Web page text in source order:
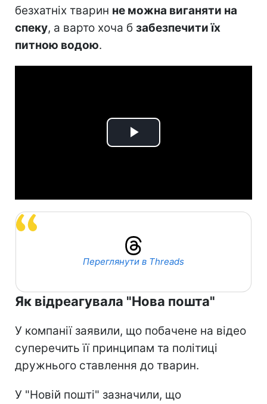
безхатніх тварин не можна виганяти на
спеку, а варто хоча б забезпечити їх
питною водою.
Play
Переглянути в Threads
Як відреагувала "Нова пошта"
У компанії заявили, що побачене на відео
суперечить її принципам та політиці
дружнього ставлення до тварин.
У "Новій пошті" зазначили, що